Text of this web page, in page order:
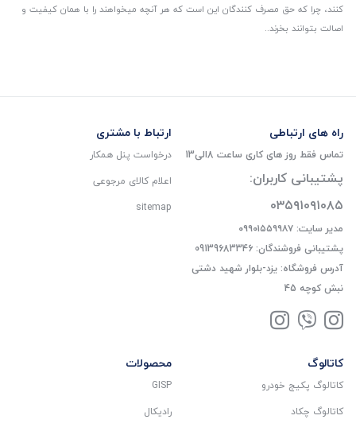
کنند، چرا که حق مصرف کنندگان این است که هر آنچه میخواهند را با همان کیفیت و
اصالت بتوانند بخرند..
راه های ارتباطی
تماس فقط روز های کاری ساعت 8الی13
پشتیبانی کاربران:
۰۳۵۹۱۰۹۱۰۸۵
مدیر سایت: ۰۹۹۰۱۵۵۹۹۸۷
پشتیبانی فروشندگان: 09139683346
آدرس فروشگاه: یزد-بلوار شهید دشتی
نبش کوچه 45
ارتباط با مشتری
درخواست پنل همکار
اعلام کالای مرجوعی
sitemap
کاتالوگ
کاتالوگ پکیج خودرو
کاتالوگ چکاد
محصولات
GISP
رادیکال